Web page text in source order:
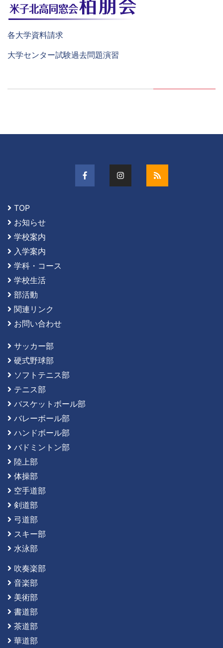
各大学資料請求
大学センター試験過去問題演習
TOP
お知らせ
学校案内
入学案内
学科・コース
学校生活
部活動
関連リンク
お問い合わせ
サッカー部
硬式野球部
ソフトテニス部
テニス部
バスケットボール部
バレーボール部
ハンドボール部
バドミントン部
陸上部
体操部
空手道部
剣道部
弓道部
スキー部
水泳部
吹奏楽部
音楽部
美術部
書道部
茶道部
華道部